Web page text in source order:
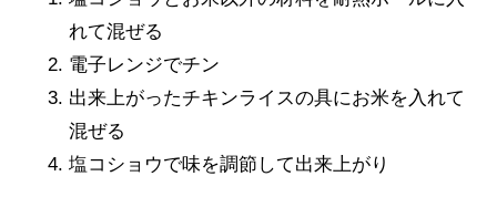
れて混ぜる
電子レンジでチン
出来上がったチキンライスの具にお米を入れて
混ぜる
塩コショウで味を調節して出来上がり